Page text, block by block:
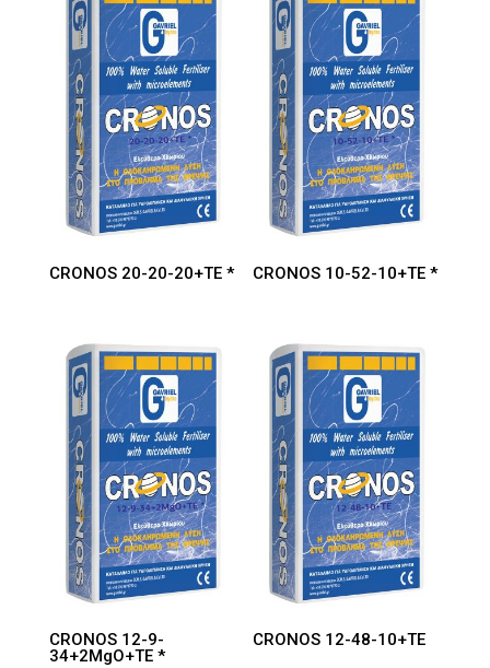
CRONOS 20-20-20+TE * CRONOS 10-52-10+TE *
CRONOS 12-9-
34+2MgO+TE *
CRONOS 12-48-10+TE